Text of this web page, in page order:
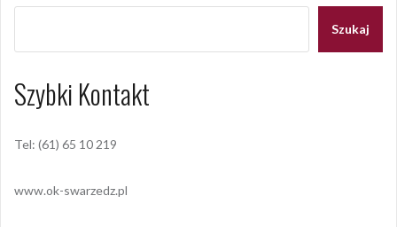
Szukaj
Szybki Kontakt
Tel: (61) 65 10 219
www.ok-swarzedz.pl